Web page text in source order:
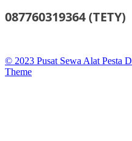
087760319364 (TETY)
© 2023 Pusat Sewa Alat Pesta
Theme